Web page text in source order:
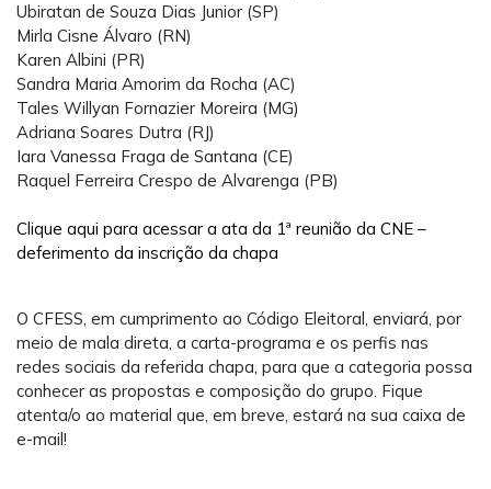
Ubiratan de Souza Dias Junior (SP)
Mirla Cisne Álvaro (RN)
Karen Albini (PR)
Sandra Maria Amorim da Rocha (AC)
Tales Willyan Fornazier Moreira (MG)
Adriana Soares Dutra (RJ)
Iara Vanessa Fraga de Santana (CE)
Raquel Ferreira Crespo de Alvarenga (PB)
Clique aqui para acessar a ata da 1ª reunião da CNE –
deferimento da inscrição da chapa
O CFESS, em cumprimento ao Código Eleitoral, enviará, por
meio de mala direta, a carta-programa e os perfis nas
redes sociais da referida chapa, para que a categoria possa
conhecer as propostas e composição do grupo. Fique
atenta/o ao material que, em breve, estará na sua caixa de
e-mail!